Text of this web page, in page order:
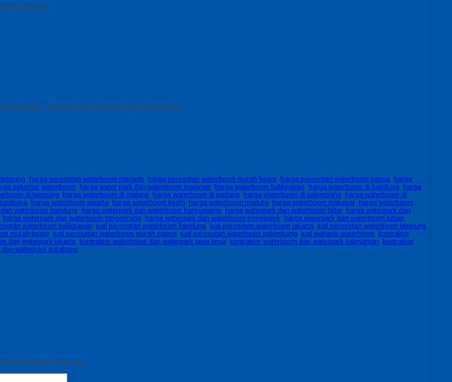
produk ini.
waterbom, info lebih lanjut bisa hubungi 085230550048
, harga perosotan waterboom manado, harga perosotan waterboom murah bogor, harga perosotan waterboom papua, harga
seluncur waterboom, harga water park dan waterboom mataram, harga waterboom balikpapan, harga waterboom di bandung, harga
di lampung, harga waterboom di malang, harga waterboom di padang, harga waterboom di palembang, harga waterboom di
, harga waterboom jakarta, harga waterboom kediri, harga waterboom madura, harga waterboom makasar, harga waterboom
waterboom bandung, harga waterpark dan waterboom banyuwangi, harga waterpark dan waterboom blitar, harga waterpark dan
, harga waterpark dan waterboom tanggerang, harga waterpark dan waterboom trenggalek, harga waterpark dan waterboom tuban,
waterboom balikpapan, jual perosotan waterboom bandung, jual perosotan waterboom jakarta, jual perosotan waterboom lampung,
murah bogor, jual perosotan waterboom murah papua, jual perosotan waterboom palembang, jual wahana waterboom, kontraktor
dan waterpark jakarta, kontraktor waterboom dan waterpark jawa timur, kontraktor waterboom dan waterpark kalimantan, kontraktor
waterpark surabaya
bintang (*) wajib diisi.